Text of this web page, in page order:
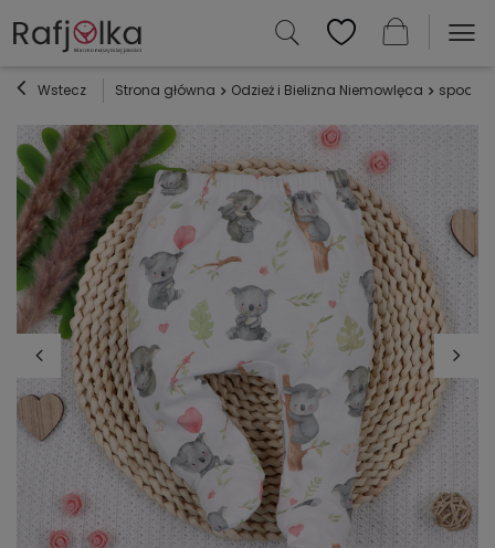
Wstecz Strona główna Odzież i Bielizna Niemowlęca